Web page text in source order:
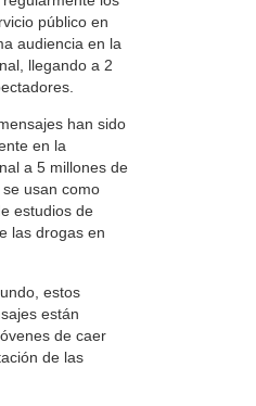
público en
audiencia en la
llegando a 2
han sido
en la
a 5 millones de
usan como
estudios de
las drogas en
estos
están
de caer
de las